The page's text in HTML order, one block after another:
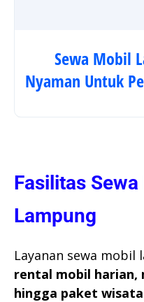
Sewa Mobil
Nyaman Untuk
Fasilitas
Lampung
Layanan sewa mobil
rental mobil harian,
hingga paket wisata